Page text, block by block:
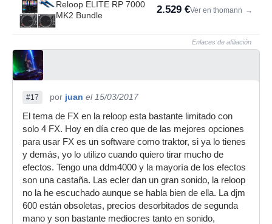
Reloop ELITE RP 7000
MK2 Bundle
2.529 €Ver en thomann →
Enlaces de afiliación
#17 por juan el 15/03/2017
El tema de FX en la reloop esta bastante limitado con
solo 4 FX. Hoy en día creo que de las mejores opciones
para usar FX es un software como traktor, si ya lo tienes
y demás, yo lo utilizo cuando quiero tirar mucho de
efectos. Tengo una ddm4000 y la mayoría de los efectos
son una castaña. Las ecler dan un gran sonido, la reloop
no la he escuchado aunque se habla bien de ella. La djm
600 están obsoletas, precios desorbitados de segunda
mano y son bastante mediocres tanto en sonido,